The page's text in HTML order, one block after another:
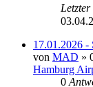
17.01.2026 -
von MAD »
Hamburg
0